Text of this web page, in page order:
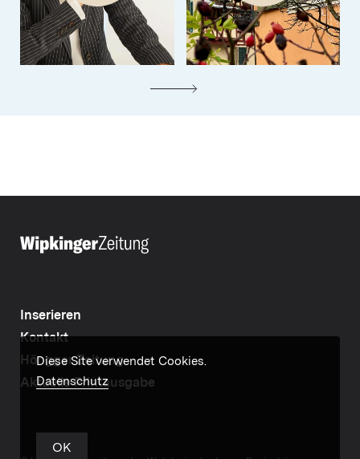
Inserieren
Kontakt
Höngger Zeitung
Aktuelle Printausgabe
Diese Site verwendet Cookies.
Datenschutz
OK